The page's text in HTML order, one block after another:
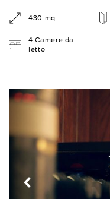
430 mq
4 Camere da
letto